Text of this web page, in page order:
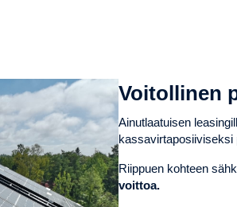
Voitollinen
Ainutlaatuisen
kassavirtaposiiviseksi
Riippuen kohteen
voittoa.